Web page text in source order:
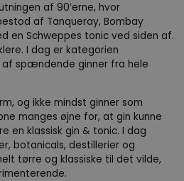
af 90’erne, hvor
af Tanqueray, Bombay
en Schweppes tonic ved siden af.
I dag er kategorien
spændende ginner fra hele
og ikke mindst ginner som
manges øjne for, at gin kunne
en klassisk gin & tonic. I dag
botanicals, destillerier og
tørre og klassiske til det vilde,